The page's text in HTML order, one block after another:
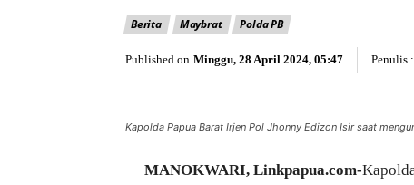
Berita Maybrat Polda PB
Published on Minggu, 28 April 2024, 05:47 Penulis :
Kapolda Papua Barat Irjen Pol Jhonny Edizon Isir saat
MANOKWARI, Linkpapua.com-